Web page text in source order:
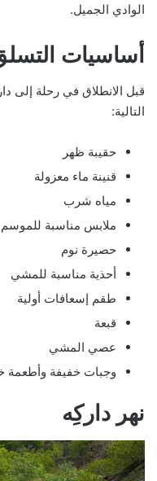
الوادي الجميل.
أساسيات
قبل الانطلاق في رحلة إلى
التالية:
حقيبة ظهر
قنينة ماء معزولة
مياه شرب
ملابس مناسبة للموسم
حصيرة نوم
أحذية مناسبة للمشي
طقم إسعافات أولية
قبعة
عصي المشي
وجبات خفيفة وأطعمة
نهر داركِه